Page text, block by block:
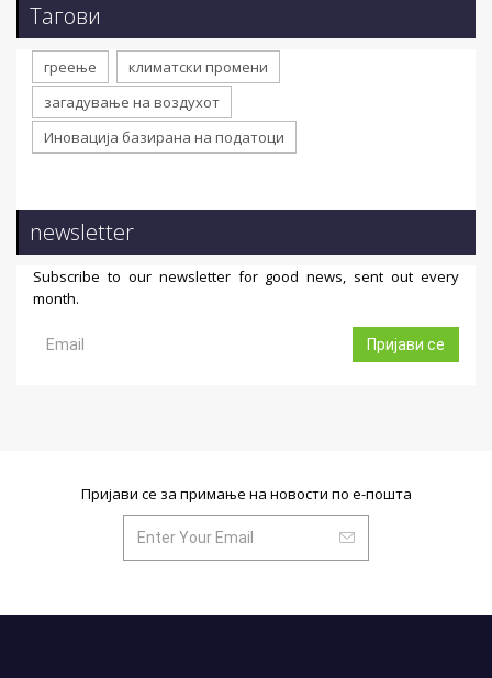
Тагови
греење
климатски промени
загадување на воздухот
Иновација базирана на податоци
newsletter
Subscribe to our newsletter for good news, sent out every
month.
Пријави се
Пријави се за примање на новости по е-пошта